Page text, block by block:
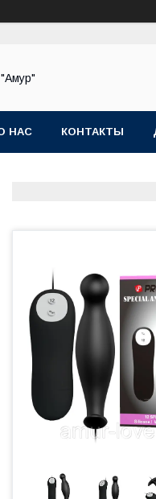
"Амур"
НАС КОНТАКТЫ